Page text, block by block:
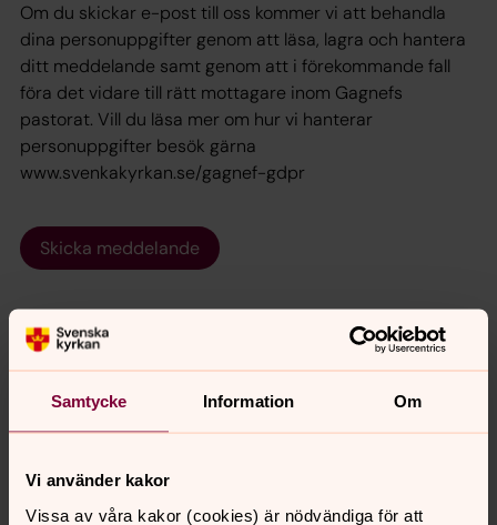
Samtycke Information Om
Vi använder kakor
Vissa av våra kakor (cookies) är nödvändiga för att
Om du skickar e-post till oss kommer vi att behandla
dina personuppgifter genom att läsa, lagra och hantera
ditt meddelande samt genom att i förekommande fall
föra det vidare till rätt mottagare inom Gagnefs
pastorat. Vill du läsa mer om hur vi hanterar
personuppgifter besök gärna
www.svenkakyrkan.se/gagnef-gdpr
Skicka meddelande
innehåll?
Dela